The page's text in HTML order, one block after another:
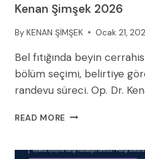
Kenan Şimşek 2026
By KENAN ŞİMŞEK Ocak 21,
Bel fıtığında beyin
bölüm seçimi, belirtiye
randevu süreci. Op. Dr.
READ MORE BEL
BÖLÜM